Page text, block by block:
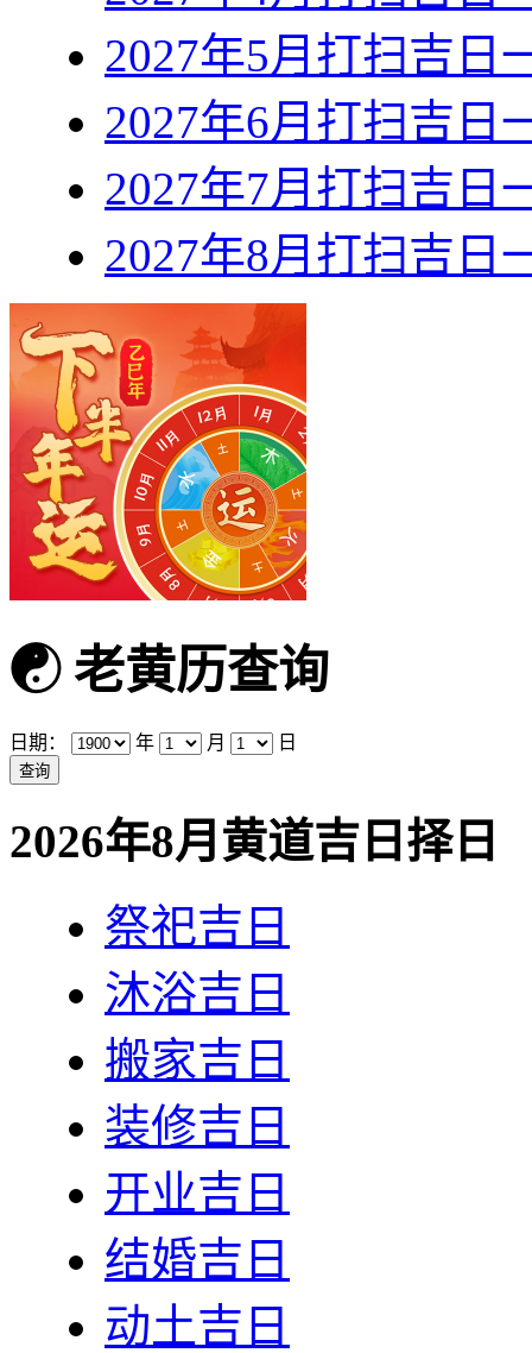
2027年5月打扫吉日
2027年6月打扫吉日
2027年7月打扫吉日
2027年8月打扫吉日
☯老黄历查询
日期： 年 月 日
2026年8月黄道吉日择日
祭祀吉日
沐浴吉日
搬家吉日
装修吉日
开业吉日
结婚吉日
动土吉日